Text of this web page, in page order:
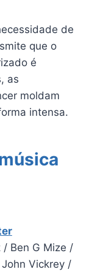
de
que o
é
as
moldam
intensa.
/ Ben G Mize /
Vickrey /